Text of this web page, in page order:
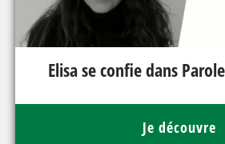
Elisa se confie dans
Je découvre